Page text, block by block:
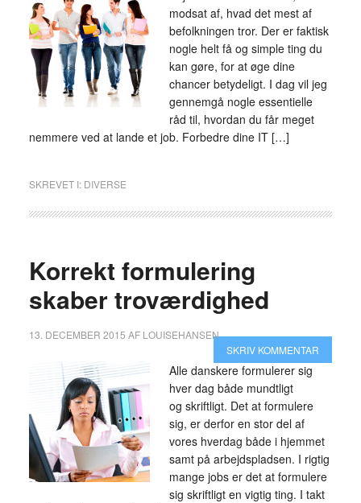
modsat af, hvad det mest af
befolkningen tror. Der er faktisk
nogle helt få og simple ting du
kan gøre, for at øge dine
chancer betydeligt. I dag vil jeg
gennemgå nogle essentielle
råd til, hvordan du får meget
nemmere ved at lande et job. Forbedre dine IT […]
SKREVET I: DIVERSE
Korrekt formulering
skaber troværdighed
13. DECEMBER 2015 AF LOUISEHANSEN
SKRIV KOMMENTAR
Alle danskere formulerer sig
hver dag både mundtligt
og skriftligt. Det at formulere
sig, er derfor en stor del af
vores hverdag både i hjemmet
samt på arbejdspladsen. I rigtig
mange jobs er det at formulere
sig skriftligt en vigtig ting. I takt